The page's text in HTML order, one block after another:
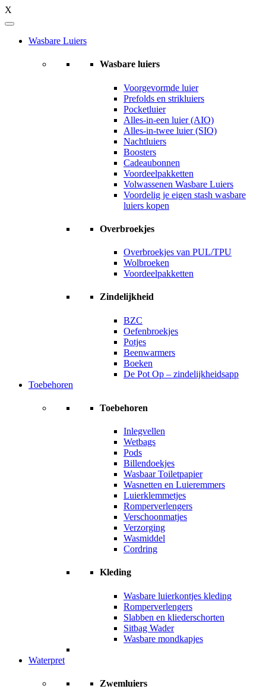
X
Wasbare Luiers
Wasbare luiers
Voorgevormde luier
Prefolds en strikluiers
Pocketluier
Alles-in-een luier (AIO)
Alles-in-twee luier (SIO)
Nachtluiers
Boosters
Cadeaubonnen
Voordeelpakketten
Volwassenen Wasbare Luiers
Voordelig je eigen stash wasbare
luiers kopen
Overbroekjes
Overbroekjes van PUL/TPU
Wolbroeken
Voordeelpakketten
Zindelijkheid
BZC
Oefenbroekjes
Potjes
Beenwarmers
Boeken
De Pot Op – zindelijkheidsapp
Toebehoren
Toebehoren
Inlegvellen
Wetbags
Pods
Billendoekjes
Wasbaar Toiletpapier
Wasnetten en Luieremmers
Luierklemmetjes
Romperverlengers
Verschoonmatjes
Verzorging
Wasmiddel
Cordring
Kleding
Wasbare luierkontjes kleding
Romperverlengers
Slabben en kliederschorten
Sitbag Wader
Wasbare mondkapjes
Waterpret
Zwemluiers